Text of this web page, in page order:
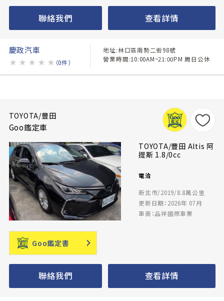
聯絡我們 查看詳情
慶政汽車
★ ★ ★ ★ ★ （0件）
地址:林口區南勢二街98號
營業時間:10:00AM~21:00PM 周日公休
TOYOTA/豐田
Goo鑑定車
TOYOTA/豐田 Altis 阿
提斯 1.8/0cc
電洽
新北市/2019/8.8萬公里
更新日期：2026年 07月
車商：品祥國際車業
Goo鑑定書
聯絡我們 查看詳情